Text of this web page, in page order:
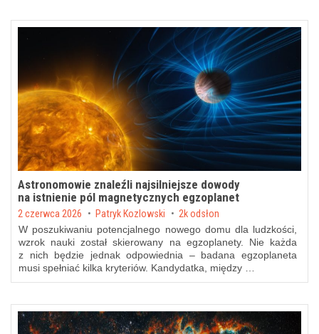
Astronomowie znaleźli najsilniejsze dowody
na istnienie pól magnetycznych egzoplanet
Posted on
2 czerwca 2026 by Patryk Kozlowski 2k odsłon
W poszukiwaniu potencjalnego nowego domu dla ludzkości,
wzrok nauki został skierowany na egzoplanety. Nie każda
z nich będzie jednak odpowiednia – badana egzoplaneta
musi spełniać kilka kryteriów. Kandydatka, między …